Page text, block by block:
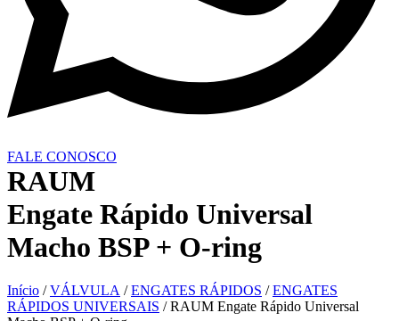
FALE CONOSCO
RAUM
Engate Rápido Universal
Macho BSP + O-ring
Início /VÁLVULA /ENGATES RÁPIDOS /ENGATES
RÁPIDOS UNIVERSAIS / RAUM Engate Rápido Universal